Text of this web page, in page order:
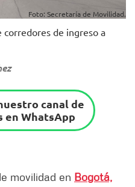
Foto: Secretaría de Movilidad.
corredores de ingreso a
canal de
en WhatsApp
movilidad en Bogotá,